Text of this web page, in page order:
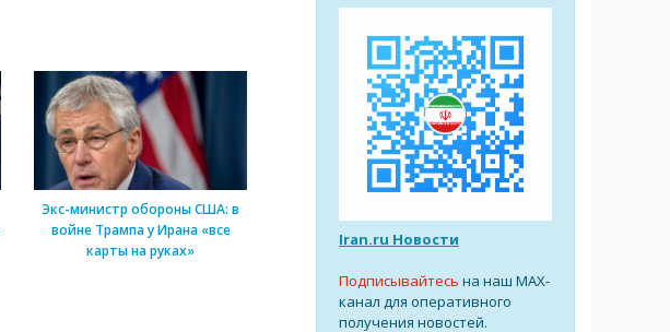
Экс-министр обороны США: в
войне Трампа у Ирана «все
карты на руках»
Iran.ru Новости
Подписывайтесь на наш MAX-
канал для оперативного
получения новостей.